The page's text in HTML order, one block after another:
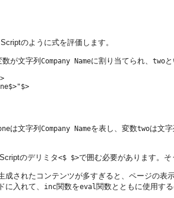
のように式を評価します。
数が文字列Company Nameに割り当てられ、 two
は文字列Company Nameを表し、変数twoは文
のデリミタ<$ $>で囲む必要があります。
成されたコンテンツが多すぎると、ページの表
に入れて、
inc関数をeval関数とともに使用す